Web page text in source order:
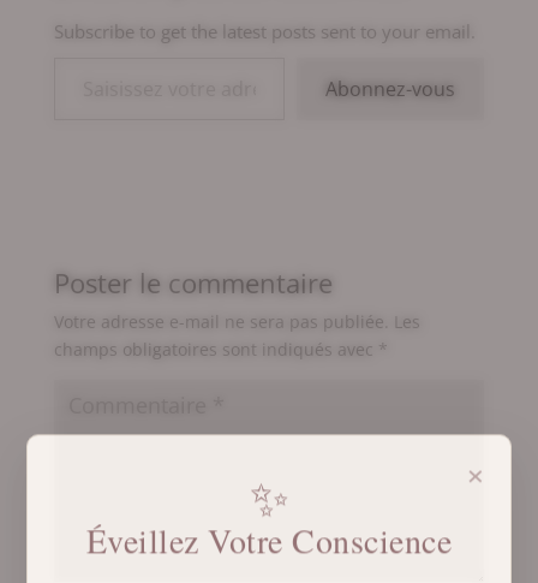
Subscribe to get the latest posts sent to your email.
Abonnez-vous
Poster le commentaire
Votre adresse e-mail ne sera pas publiée.
Les
champs obligatoires sont indiqués avec *
×
✨
Éveillez Votre Conscience